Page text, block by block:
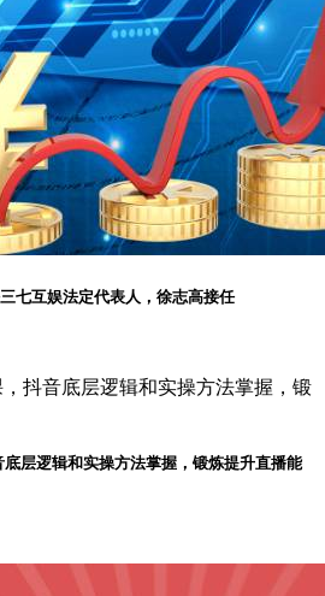
七互娱法定代表人，徐志高接任
底层逻辑和实操方法掌握，锻炼提升直播能